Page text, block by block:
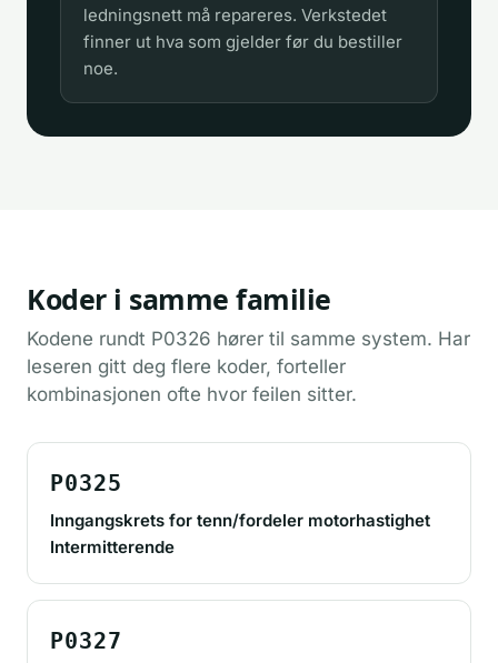
ledningsnett må repareres. Verkstedet
finner ut hva som gjelder før du bestiller
noe.
Koder i samme familie
Kodene rundt P0326 hører til samme system. Har
leseren gitt deg flere koder, forteller
kombinasjonen ofte hvor feilen sitter.
P0325
Inngangskrets for tenn/fordeler motorhastighet
Intermitterende
P0327